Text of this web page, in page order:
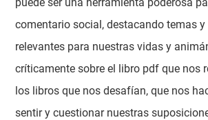
comentario social, destacando temas
relevantes para nuestras vidas y
críticamente sobre el libro pdf que nos
los libros que nos desafían, que nos
sentir y cuestionar nuestras